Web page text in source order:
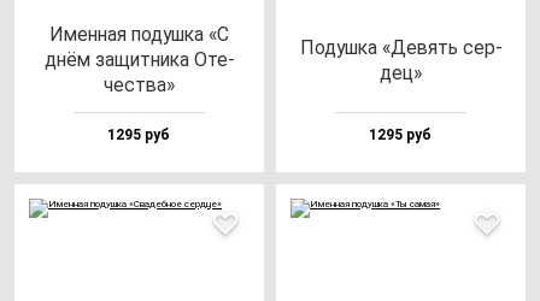
Имен­ная по­душ­ка «С
днём за­щит­ни­ка Оте­
чес­тва»
1295 руб
Подуш­ка «Девять cер­
дец»
1295 руб